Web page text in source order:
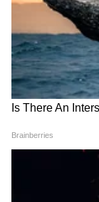
देण्यासाठी
करून लँडस्केप
येणार नाही